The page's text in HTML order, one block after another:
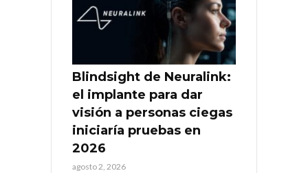
Blindsight de Neuralink:
el implante para dar
visión a personas ciegas
iniciaría pruebas en
2026
agosto 2, 2026